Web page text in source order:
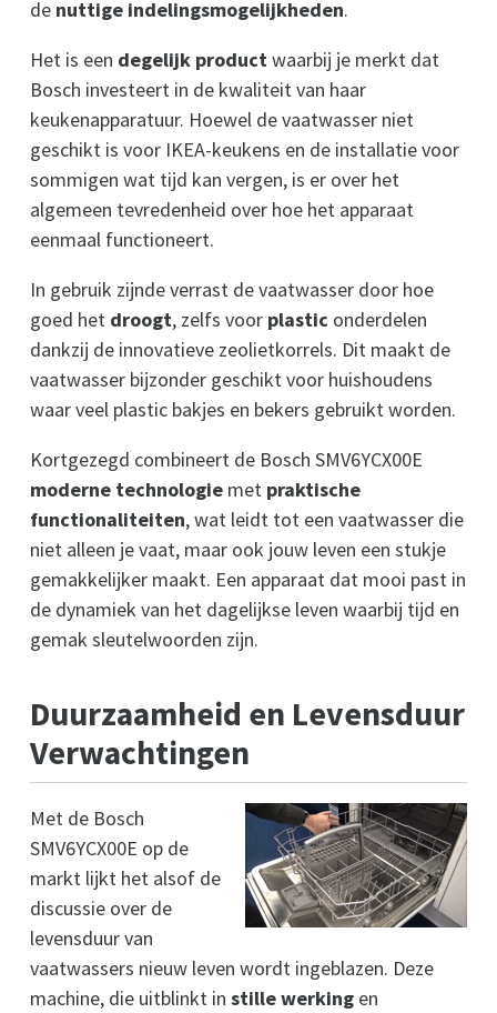
de nuttige indelingsmogelijkheden.
Het is een degelijk productwaarbij je merkt dat
Bosch investeert in de kwaliteit van haar
keukenapparatuur. Hoewel de vaatwasser niet
geschikt is voor IKEA-keukens en de installatie voor
sommigen wat tijd kan vergen, is er over het
algemeen tevredenheid over hoe het apparaat
eenmaal functioneert.
In gebruik zijnde verrast de vaatwasser door hoe
goed het droogt, zelfs voor plastic onderdelen
dankzij de innovatieve zeolietkorrels. Dit maakt de
vaatwasser bijzonder geschikt voor huishoudens
waar veel plastic bakjes en bekers gebruikt worden.
Kortgezegd combineert de Bosch SMV6YCX00E
moderne technologie met praktische
functionaliteiten, wat leidt tot een vaatwasser die
niet alleen je vaat, maar ook jouw leven een stukje
gemakkelijker maakt. Een apparaat dat mooi past in
de dynamiek van het dagelijkse leven waarbij tijd en
gemak sleutelwoorden zijn.
Duurzaamheid en Levensduur
Verwachtingen
Met de Bosch
SMV6YCX00E op de
markt lijkt het alsof de
discussie over de
levensduur van
vaatwassers nieuw leven wordt ingeblazen. Deze
machine, die uitblinkt in stille werking en